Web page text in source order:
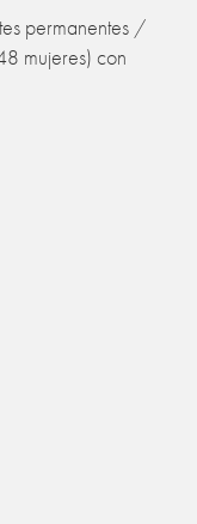
permanentes /
mujeres) con